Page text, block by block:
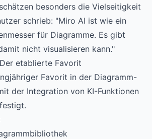
besonders die Vielseitigkeit
schrieb: "Miro AI ist wie ein
für Diagramme. Es gibt
nicht visualisieren kann."
etablierte Favorit
Favorit in der Diagramm-
der Integration von KI-Funktionen